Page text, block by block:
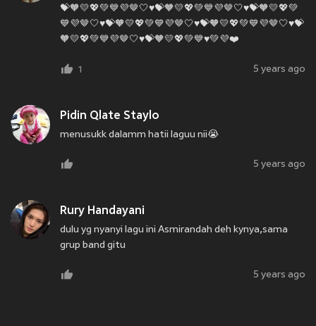
💝🧡💛💖💚💙💜🤎🤍♥️💝🧡💛💖💚💙💜🤎🤍♥️💝🧡💛💖💚
💙💜🤎🤍♥️💝🧡💛💖💚💙💜🤎🤍♥️💝🧡💛💖💚💙💜🤎🤍♥️💝
🧡💛💖💚💙💜🤎🤍♥️💝🧡💛💖💚💙♥️💚💜❤️
1 5 years ago
Pidin Qlate Staylo
menusukk dalamm hatii laguu nii😭
5 years ago
Rury Handayani
dulu yg nyanyi lagu ini Asmirandah deh kynya,sama
grup band gitu
5 years ago